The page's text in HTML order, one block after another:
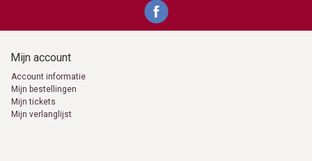
Mijn account
Account informatie
Mijn bestellingen
Mijn tickets
Mijn verlanglijst